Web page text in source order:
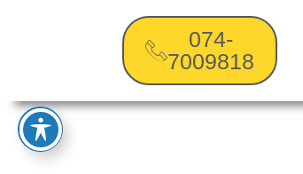
074-
7009818